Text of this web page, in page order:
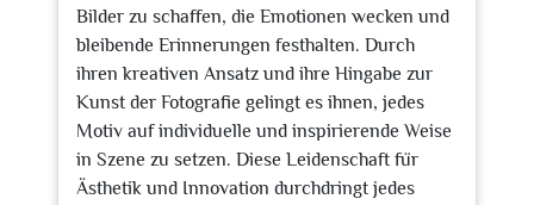
Bilder zu schaffen, die Emotionen wecken und
bleibende Erinnerungen festhalten. Durch
ihren kreativen Ansatz und ihre Hingabe zur
Kunst der Fotografie gelingt es ihnen, jedes
Motiv auf individuelle und inspirierende Weise
in Szene zu setzen. Diese Leidenschaft für
Ästhetik und Innovation durchdringt jedes